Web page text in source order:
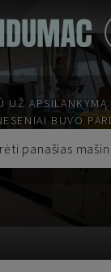
UŽ APSILANKYMĄ
BUVO
panašias